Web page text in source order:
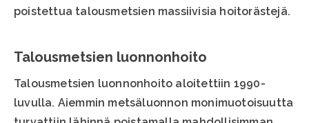
poistettua talousmetsien massiivisia hoitorästejä.
Talousmetsien luonnonhoito
Talousmetsien luonnonhoito aloitettiin 1990-
luvulla. Aiemmin metsäluonnon monimuotoisuutta